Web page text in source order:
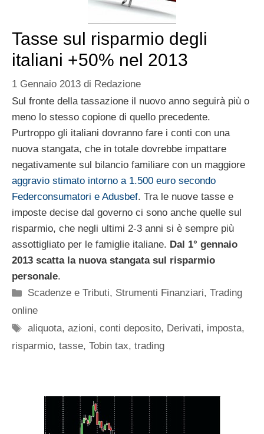
Tasse sul risparmio degli
italiani +50% nel 2013
1 Gennaio 2013 di Redazione
Sul fronte della tassazione il nuovo anno seguirà più o
meno lo stesso copione di quello precedente.
Purtroppo gli italiani dovranno fare i conti con una
nuova stangata, che in totale dovrebbe impattare
negativamente sul bilancio familiare con un maggiore
aggravio stimato intorno a 1.500 euro secondo
Federconsumatori e Adusbef. Tra le nuove tasse e
imposte decise dal governo ci sono anche quelle sul
risparmio, che negli ultimi 2-3 anni si è sempre più
assottigliato per le famiglie italiane. Dal 1° gennaio
2013 scatta la nuova stangata sul risparmio
personale.
Categorie
Scadenze e Tributi, Strumenti Finanziari,Trading
online
Tag
aliquota,azioni,conti deposito, Derivati, imposta,
risparmio, tasse, Tobin tax, trading